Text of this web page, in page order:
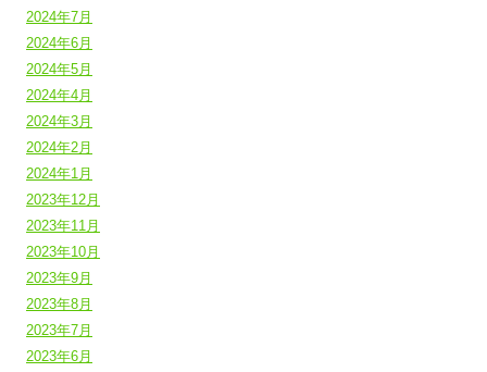
2024年7月
2024年6月
2024年5月
2024年4月
2024年3月
2024年2月
2024年1月
2023年12月
2023年11月
2023年10月
2023年9月
2023年8月
2023年7月
2023年6月